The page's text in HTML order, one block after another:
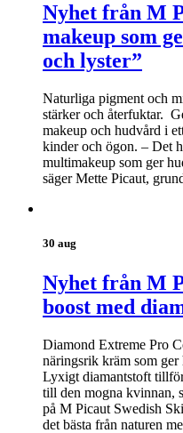
Nyhet från M
makeup som
och lyster”
Naturliga pigment och
stärker och återfuktar.
makeup och hudvård i
kinder och ögon. – Det
multimakeup som ger
säger Mette Picaut,
30 aug
Nyhet från M
boost med
Diamond Extreme Pro
näringsrik kräm som ger
Lyxigt diamantstoft
till den mogna kvinnan,
på M Picaut Swedish
det bästa från naturen